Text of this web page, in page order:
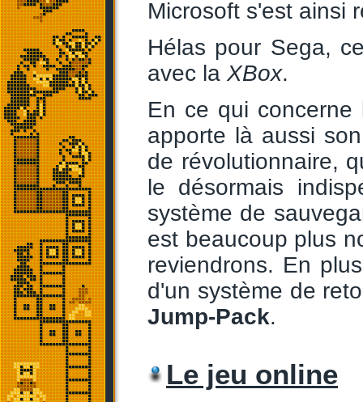
Microsoft s'est ainsi
Hélas pour Sega,
avec la XBox.
En ce qui
apporte là aussi
de révolutionnaire,
le désormais
système de
est beaucoup plus
reviendrons. En
d'un système de
Jump-Pack.
Le jeu online